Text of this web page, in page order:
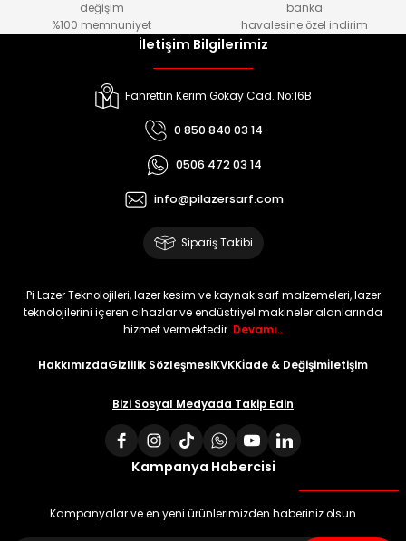
değişim
%100 memnuniyet
banka
havalesine özel indirim
İletişim Bilgilerimiz
Fahrettin Kerim Gökay Cad. No:16B
0 850 840 03 14
0506 472 03 14
info@pilazersarf.com
Sipariş Takibi
Pi Lazer Teknolojileri, lazer kesim ve kaynak sarf malzemeleri, lazer
teknolojilerini içeren cihazlar ve endüstriyel makineler alanlarında
hizmet vermektedir. Devamı..
HakkımızdaGizlilik SözleşmesiKVKKİade & Değişimİletişim
Bizi Sosyal Medyada Takip Edin
Kampanya Habercisi
Kampanyalar ve en yeni ürünlerimizden haberiniz olsun